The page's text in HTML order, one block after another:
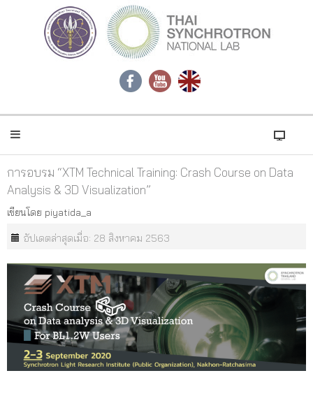
การอบรม “XTM Technical Training: Crash Course on Data
Analysis & 3D Visualization”
เขียนโดย piyatida_a
อัปเดตล่าสุดเมื่อ: 28 สิงหาคม 2563